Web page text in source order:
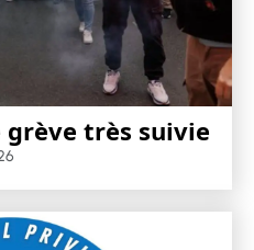
grève très suivie